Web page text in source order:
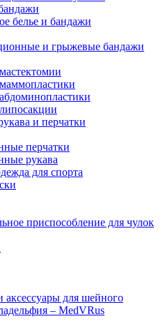
белье и бандажи
и грыжевые бандажи
и перчатки
перчатки
рукава
для спорта
приспособление для чулок
для шейного
– MedVRus